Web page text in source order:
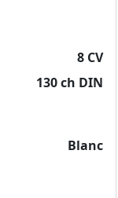
8 CV
130 ch DIN
Blanc